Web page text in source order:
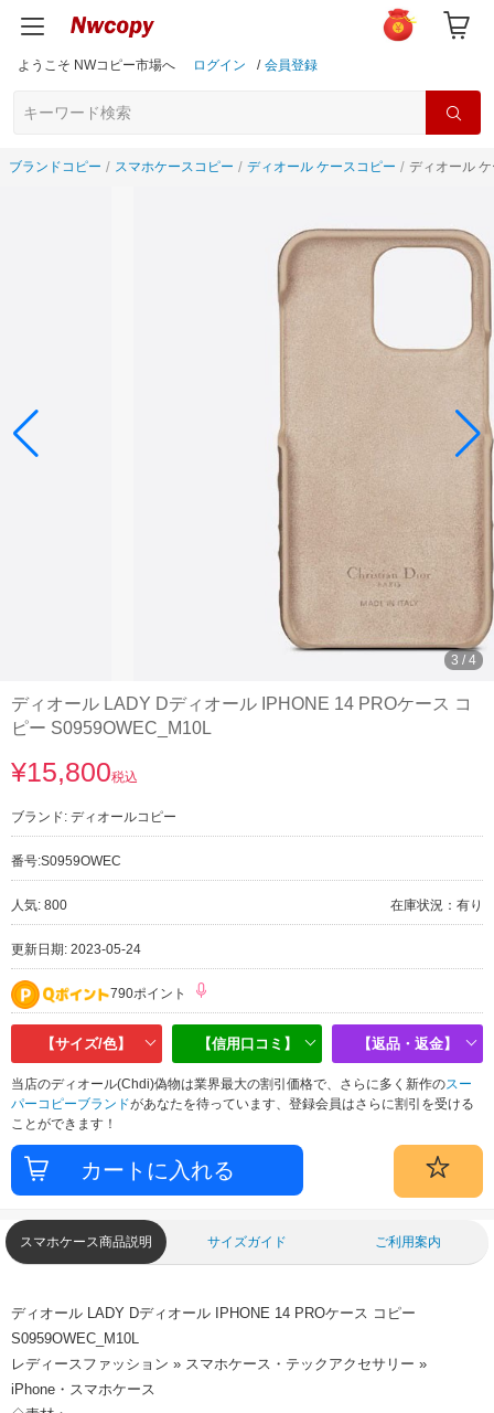
ようこそ NWコピー市場へ ログイン / 会員登録
ブランドコピー スマホケースコピー ディオール ケースコピー ディオール
3 / 4
ディオール LADY Dディオール IPHONE 14 PROケース コ
ピー S0959OWEC_M10L
¥15,800税込
ブランド: ディオールコピー
番号:S0959OWEC
人気: 800 在庫状況：有り
更新日期: 2023-05-24
790ポイント
【サイズ/色】 【信用口コミ】 【返品・返金】
当店のディオール(Chdi)偽物は業界最大の割引価格で、さらに多く新作のスー
パーコピーブランドがあなたを待っています、登録会員はさらに割引を受ける
ことができます！
スマホケース商品説明 サイズガイド ご利用案内
ディオール LADY Dディオール IPHONE 14 PROケース コピー
S0959OWEC_M10L
レディースファッション » スマホケース・テックアクセサリー »
iPhone・スマホケース